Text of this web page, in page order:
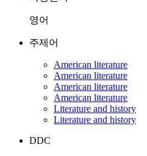
영어
주제어
American literature
American literature
American literature
American literature
Literature and history
Literature and history
DDC